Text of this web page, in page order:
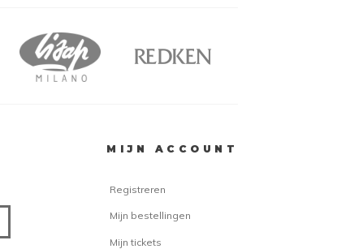
MIJN ACCOUNT
Registreren
Mijn bestellingen
Mijn tickets